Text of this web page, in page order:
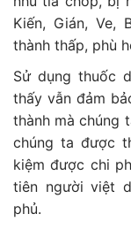
Kiến, Gián,
thành thấp, phù
Sử dụng thuốc
thấy vẫn đảm
thành mà chúng
chúng ta được
kiệm được chi
tiên người việt
phủ.